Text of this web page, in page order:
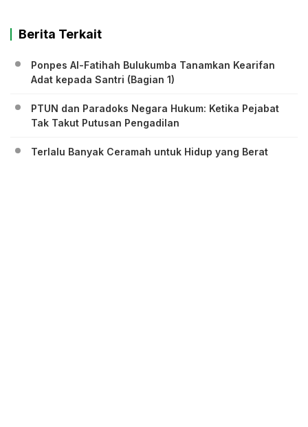
Berita Terkait
Ponpes Al-Fatihah Bulukumba Tanamkan Kearifan
Adat kepada Santri (Bagian 1)
PTUN dan Paradoks Negara Hukum: Ketika Pejabat
Tak Takut Putusan Pengadilan
Terlalu Banyak Ceramah untuk Hidup yang Berat